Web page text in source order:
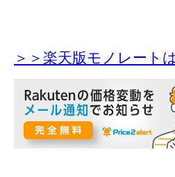
＞＞楽天版モノレート